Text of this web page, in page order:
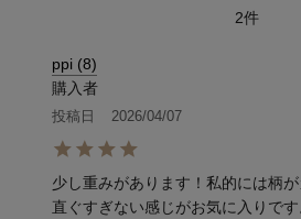
2
ppi 8
購入者
投稿日 2026/04/07
少し重みがあります！私的には柄
直ぐすぎない感じがお気に入りで